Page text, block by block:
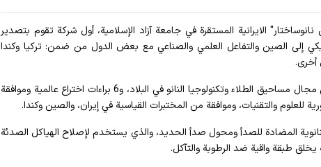
نانوساختار" الايرانية المستقرة في جامعة آزاد الإسلامية، أول شركة تقوم بتصدير
إلى الصين والتفاعل العلمي والصناعي مع بعض الدول من ضمن: تركيا وكندا
أخرى.
لدى هذه الشركة القائمة على المعرفة 12 شهادة براءة اختراع في مجال مساحيق الطلاء وتكنولوجيا النانو في البلاد، و6 براءات اختراع عالمية وموافقة
للعلوم والتقنيات، وموافقة من المختبرات القياسية في إيران، والصين وكندا.
المضادة للصدأ ومحول صدأ الحديد، والذي يستخدم لإصلاح الهياكل الصدئة
طبقة واقية ضد الرطوبة والتآكل.